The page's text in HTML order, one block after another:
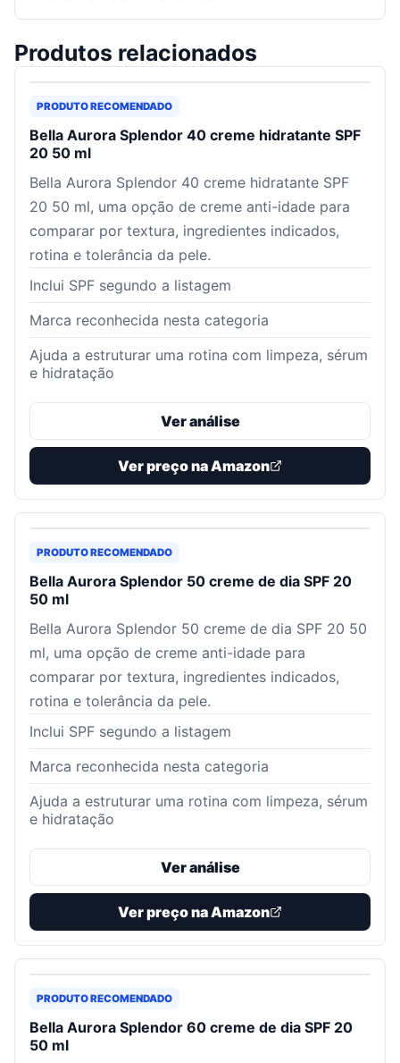
Produtos relacionados
PRODUTO RECOMENDADO
Bella Aurora Splendor 40 creme hidratante SPF
20 50 ml
Bella Aurora Splendor 40 creme hidratante SPF
20 50 ml, uma opção de creme anti-idade para
comparar por textura, ingredientes indicados,
rotina e tolerância da pele.
Inclui SPF segundo a listagem
Marca reconhecida nesta categoria
Ajuda a estruturar uma rotina com limpeza, sérum
e hidratação
Ver análise
Ver preço na Amazon
PRODUTO RECOMENDADO
Bella Aurora Splendor 50 creme de dia SPF 20
50 ml
Bella Aurora Splendor 50 creme de dia SPF 20 50
ml, uma opção de creme anti-idade para
comparar por textura, ingredientes indicados,
rotina e tolerância da pele.
Inclui SPF segundo a listagem
Marca reconhecida nesta categoria
Ajuda a estruturar uma rotina com limpeza, sérum
e hidratação
Ver análise
Ver preço na Amazon
PRODUTO RECOMENDADO
Bella Aurora Splendor 60 creme de dia SPF 20
50 ml